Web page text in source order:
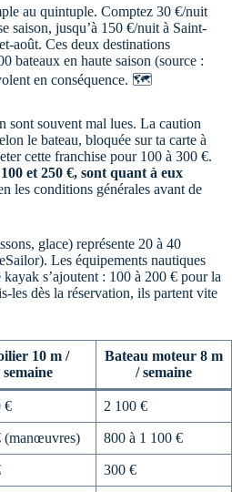
au quintuple. Comptez 30 €/nuit
saison, jusqu’à 150 €/nuit à Saint-
août. Ces deux destinations
bateaux en haute saison (source :
en conséquence. 🗺️
sont souvent mal lues. La caution
le bateau, bloquée sur ta carte à
cette franchise pour 100 à 300 €.
et 250 €, sont quant à eux
les conditions générales avant de
glace) représente 20 à 40
Les équipements nautiques
s’ajoutent : 100 à 200 € pour la
les dès la réservation, ils partent vite
10 m /
semaine
Bateau moteur 8 m
/ semaine
€ 2 100 €
(manœuvres) 800 à 1 100 €
300 €